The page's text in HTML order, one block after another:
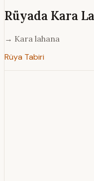
Rüyada Kara
→ Kara lahana
Rüya Tabiri